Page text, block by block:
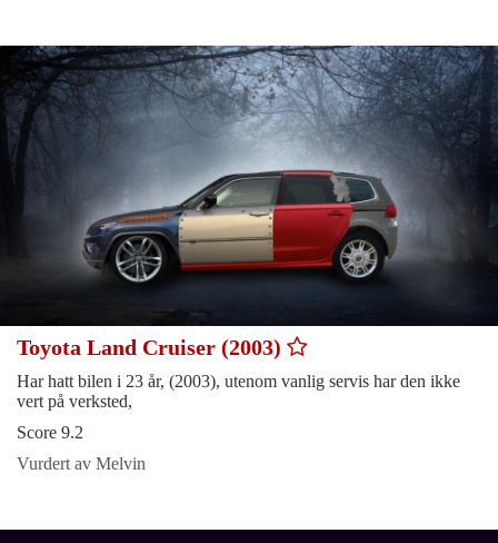
Toyota Land Cruiser (2003)
Har hatt bilen i 23 år, (2003), utenom vanlig servis har den ikke
vert på verksted,
Score 9.2
Vurdert av Melvin